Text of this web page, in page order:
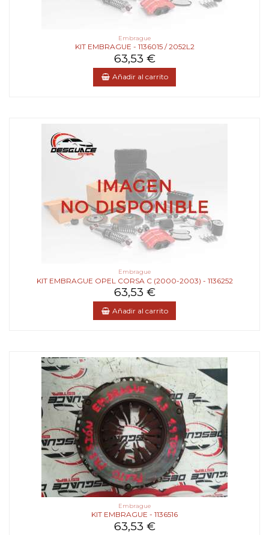
Embrague
KIT EMBRAGUE - 1136015 / 2052L2
63,53 €
Añadir al carrito
Embrague
KIT EMBRAGUE OPEL CORSA C (2000-2003) - 1136252
63,53 €
Añadir al carrito
Embrague
KIT EMBRAGUE - 1136516
63,53 €